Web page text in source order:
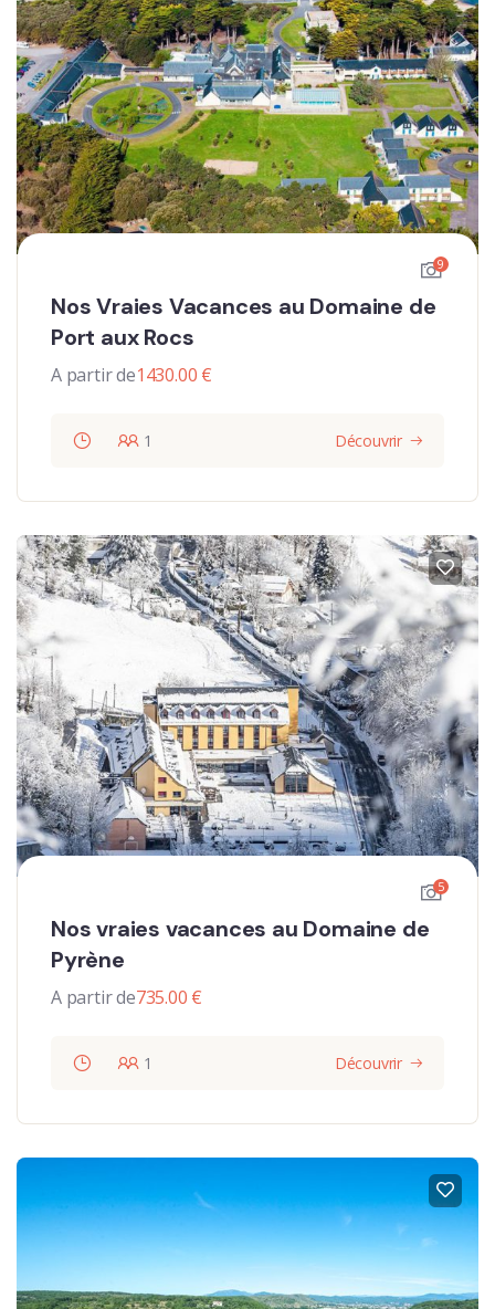
9
Nos Vraies Vacances au Domaine de
Port aux Rocs
A partir de1430.00 €
1 Découvrir
5
Nos vraies vacances au Domaine de
Pyrène
A partir de735.00 €
1 Découvrir